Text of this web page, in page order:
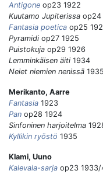
Antigone op23 1922
Kuutamo Jupiterissa op24
Fantasia poetica op25
Pyramidi op27 1925
Puistokuja op29 1926
Lemminkäisen äiti 1934
Neiet niemien nenissä 1935
Merikanto, Aarre
Fantasia 1923
Pan op28 1924
Sinfoninen harjoitelma
Kyllikin ryöstö 1935
Klami, Uuno
Kalevala-sarja op23 1933/